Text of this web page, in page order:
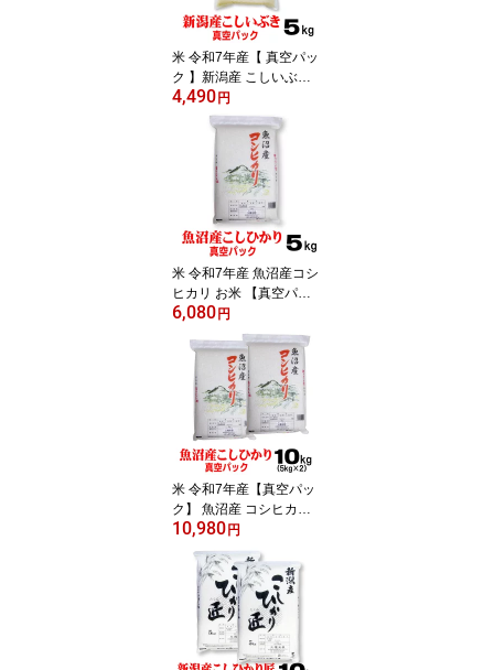
米 令和7年産【 真空パッ
ク 】新潟産 こしいぶき 5
kg 内祝 のし 熨斗 メッセ
ージカード 備蓄 長期保
4,490 円
米 令和7年産 魚沼産コシ
ヒカリ お米 【真空パッ
ク】 5kg お米 内祝 お礼
のし 熨斗 メッセージカ
ード
6,080 円
米 令和7年産【真空パッ
ク】 魚沼産 コシヒカリ 5
kg×2 お祝い お米 のし 熨
斗 メッセージカード 御
歳暮 お歳暮 のし 熨斗 10
キロ
10,980 円